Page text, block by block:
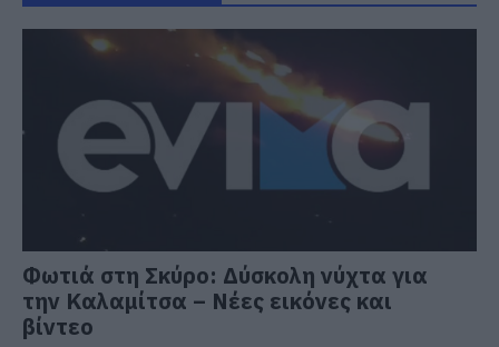
Φωτιά στη Σκύρο: Δύσκολη νύχτα για
την Καλαμίτσα – Νέες εικόνες και
βίντεο